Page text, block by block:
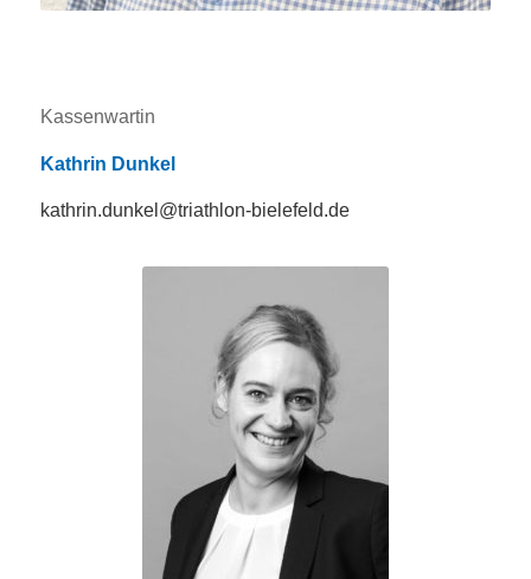
Kassenwartin
Kathrin Dunkel
kathrin.dunkel@triathlon-bielefeld.de